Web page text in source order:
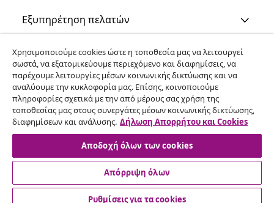
Εξυπηρέτηση πελατών
Επιχείρηση
vidaXL
Ανακαλύψτε περισσότερα
Χρησιμοποιούμε cookies ώστε η τοποθεσία μας να λειτουργεί
σωστά, να εξατομικεύουμε περιεχόμενο και διαφημίσεις, να
παρέχουμε λειτουργίες μέσων κοινωνικής δικτύωσης και να
αναλύουμε την κυκλοφορία μας. Επίσης, κοινοποιούμε
πληροφορίες σχετικά με την από μέρους σας χρήση της
τοποθεσίας μας στους συνεργάτες μέσων κοινωνικής δικτύωσης,
διαφημίσεων και ανάλυσης. Δήλωση Απορρήτου και Cookies
Αποδοχή όλων των cookies
Απόρριψη όλων
Ρυθμίσεις για τα cookies